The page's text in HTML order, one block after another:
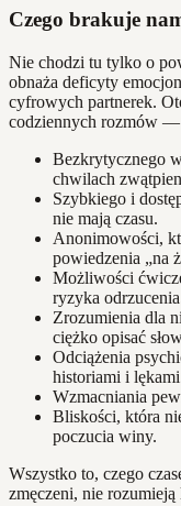
Czego brakuje
Nie chodzi tu tylko o
obnaża deficyty
cyfrowych partnerek.
codziennych rozmów —
Bezkrytycznego
chwilach
Szybkiego i
nie mają czasu.
Anonimowości,
powiedzenia „na
Możliwości
ryzyka
Zrozumienia dla
ciężko opisać
Odciążenia
historiami i
Wzmacniania
Bliskości, która
poczucia winy.
Wszystko to, czego
zmęczeni, nie